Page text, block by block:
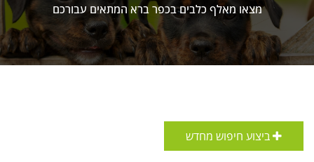
מצאו מאלף כלבים בכפר ברא המתאים עבורכם
ביצוע חיפוש מחדש